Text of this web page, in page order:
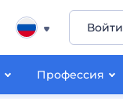
Профессия
Войти